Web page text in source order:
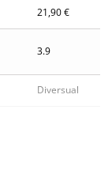
21,90 €
3.9
Diversual